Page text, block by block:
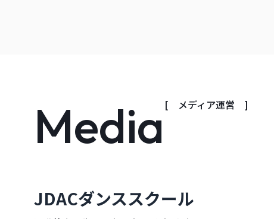
Media [ メディア運営 ]
JDACダンススクール